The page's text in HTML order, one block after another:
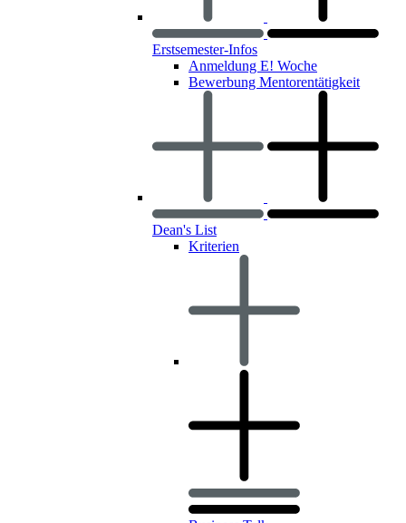
Erstsemester-Infos
Anmeldung E! Woche
Bewerbung Mentorentätigkeit
Dean's List
Kriterien